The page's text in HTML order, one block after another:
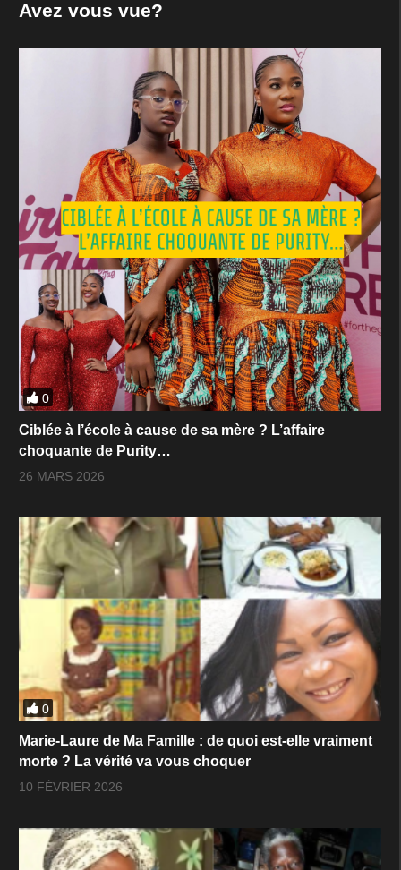
Avez vous vue?
0
Ciblée à l’école à cause de sa mère ? L’affaire
choquante de Purity…
26 MARS 2026
0
Marie-Laure de Ma Famille : de quoi est-elle vraiment
morte ? La vérité va vous choquer
10 FÉVRIER 2026